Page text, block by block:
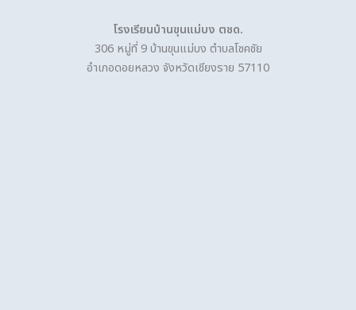
โรงเรียนบ้านขุนแม่บง ตชด.
306 หมู่ที่ 9 บ้านขุนแม่บง ตำบลโชคชัย
อำเภอดอยหลวง จังหวัดเชียงราย 57110